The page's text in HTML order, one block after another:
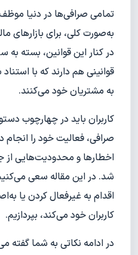
تمامی صرافی‌ها در دنیا
به‌صورت کلی، برای بازارهای
در کنار این قوانین، بسته
قوانینی هم دارند که با
به مشتریان خود می‌کنند.
کاربران باید در چهارچوب
صرافی، فعالیت خود را انجام
اخطارها و محدودیت‌هایی از
شد. ‌در این مقاله سعی
اقدام به غیرفعال کردن یا
کاربران خود می‌کند، بپردازیم.
در ادامه نکاتی به شما گفته